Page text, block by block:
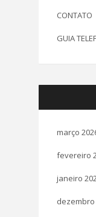
CONTATO
GUIA
março
fevereiro
janeiro
dezembro